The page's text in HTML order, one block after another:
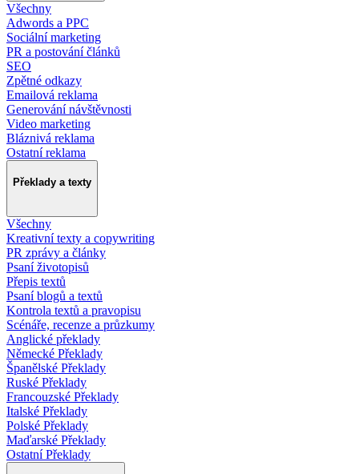
Všechny
Adwords a PPC
Sociální marketing
PR a postování článků
SEO
Zpětné odkazy
Emailová reklama
Generování návštěvnosti
Video marketing
Bláznivá reklama
Ostatní reklama
Překlady a texty
Všechny
Kreativní texty a copywriting
PR zprávy a články
Psaní životopisů
Přepis textů
Psaní blogů a textů
Kontrola textů a pravopisu
Scénáře, recenze a průzkumy
Anglické překlady
Německé Překlady
Španělské Překlady
Ruské Překlady
Francouzské Překlady
Italské Překlady
Polské Překlady
Maďarské Překlady
Ostatní Překlady